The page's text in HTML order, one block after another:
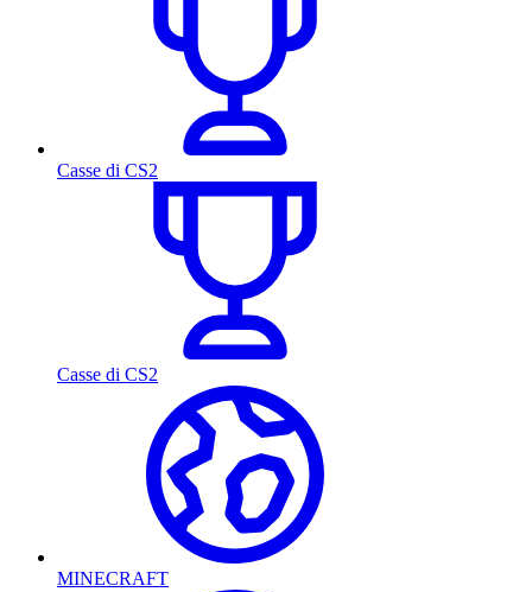
Casse di CS2
Casse di CS2
MINECRAFT